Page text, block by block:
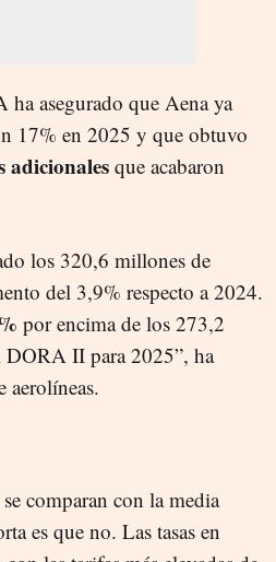
asegurado que Aena ya
17% en 2025 y que obtuvo
adicionales que acabaron
los 320,6 millones de
del 3,9% respecto a 2024.
por encima de los 273,2
DORA II para 2025”, ha
aerolíneas.
comparan con la media
es que no. Las tasas en